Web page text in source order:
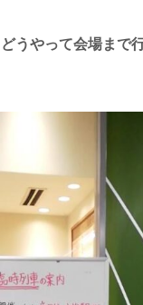
どうやって会場まで